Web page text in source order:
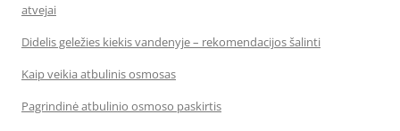
atvejai
Didelis geležies kiekis vandenyje – rekomendacijos šalinti
Kaip veikia atbulinis osmosas
Pagrindinė atbulinio osmoso paskirtis